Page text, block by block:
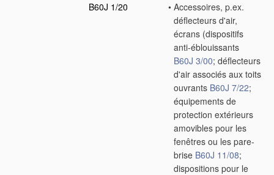
B60J 1/20
• Accessoires, p.ex.
déflecteurs d'air,
écrans (dispositifs
anti-éblouissants
B60J 3/00; déflecteurs
d'air associés aux toits
ouvrants B60J 7/22;
équipements de
protection extérieurs
amovibles pour les
fenêtres ou les pare-
brise B60J 11/08;
dispositions pour le